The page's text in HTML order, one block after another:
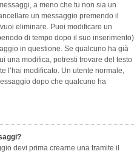
a meno che tu non sia un
un messaggio premendo il
eliminare. Puoi modificare un
di tempo dopo il suo inserimento)
in questione. Se qualcuno ha già
una modifica, potresti trovare del testo
l’hai modificato. Un utente normale,
dopo che qualcuno ha
devi prima crearne una tramite il